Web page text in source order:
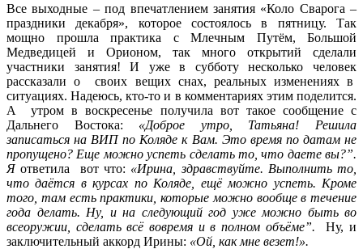
Все выходные – под впечатлением занятия «Коло Сварога –
праздники декабря», которое состоялось в пятницу. Так
мощно прошла практика с Млечным Путём, Большой
Медведицей и Орионом, так много открытий сделали
участники занятия! И уже в субботу несколько человек
рассказали о своих вещих снах, реальных изменениях в
ситуациях. Надеюсь, кто-то и в комментариях этим поделится.
А утром в воскресенье получила вот такое сообщение с
Дальнего Востока: «Доброе утро, Татьяна! Решила
записаться на ВИП по Коляде к Вам. Это время по датам не
пропущено? Еще можно успеть сделать то, что даете вы?”.
Я ответила вот что: «Ирина, здравствуйте. Выполнить то,
что даётся в курсах по Коляде, ещё можно успеть. Кроме
того, там есть практики, которые можно вообще в течение
года делать. Ну, и на следующий год уже можно быть во
всеоружии, сделать всё вовремя и в полном объёме”.
Ну, и
заключительный аккорд Ирины: «Ой, как мне везет!».